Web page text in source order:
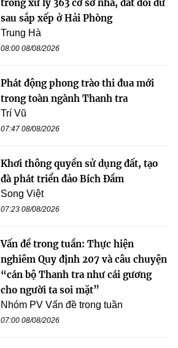
trong xử lý 363 cơ sở nhà, đất dôi dư
sau sắp xếp ở Hải Phòng
Trung Hà
08:00 08/08/2026
Phát động phong trào thi đua mới
trong toàn ngành Thanh tra
Trí Vũ
07:47 08/08/2026
Khơi thông quyền sử dụng đất, tạo
đà phát triển đảo Bích Đầm
Song Việt
07:23 08/08/2026
Vấn đề trong tuần: Thực hiện
nghiêm Quy định 207 và câu chuyện
“cán bộ Thanh tra như cái gương
cho người ta soi mặt”
Nhóm PV Vấn đề trong tuần
07:00 08/08/2026